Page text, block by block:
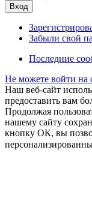
Забыли свой
Последние
Не можете войти на
Наш веб-сайт
предоставить вам
Продолжая
нашему сайту
кнопку ОК, вы